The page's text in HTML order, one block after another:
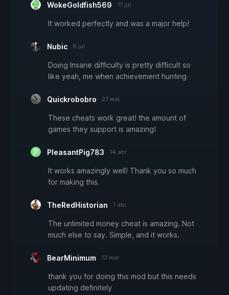
WokeGoldfish569 17 jul
It worked perfectly and was a major help!
Nubic 6 jul
Doing Insane difficulty is pretty difficult so
like yeah, me when achievement hunting
Quickrobobro 27 mai
These cheats work great! the amount of
games they support is amazing!
PleasantPig783 14 abr
It works amazingly well! Thank you so much
for making this.
TheRedHistorian 1 abr
The unlimited money cheat is amazing. Not
much else to say. Simple, and it works.
BearMinimum 13 mar
thank you for doing this mod but this needs
updating definitely